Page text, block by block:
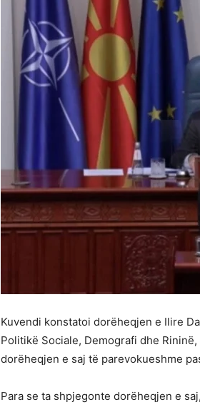
Kuvendi konstatoi dorëheqjen e Ilire
Politikë Sociale, Demografi dhe
dorëheqjen e saj të parevokueshme
Para se ta shpjegonte dorëheqjen e